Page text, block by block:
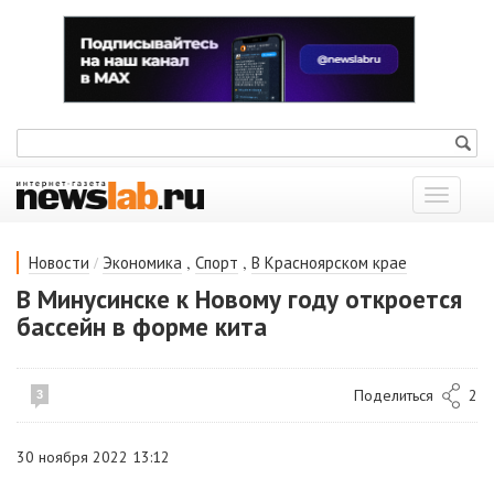
Показать
меню
Новости / Экономика , Спорт , В Красноярском крае
В Минусинске к Новому году откроется
бассейн в форме кита
3 Поделиться 2
30 ноября 2022 13:12